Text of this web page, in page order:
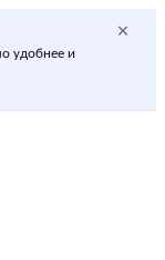
удобнее и
×